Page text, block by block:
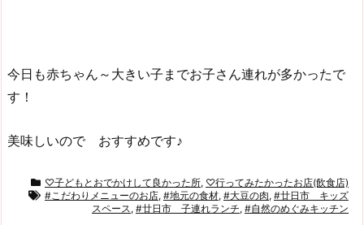
今日も赤ちゃん～大きい子までお子さん連れが多かったで
す！
美味しいので おすすめです♪
♡子どもとおでかけして良かった所, ♡行ってみたかったお店(飲食店)
#こだわりメニューのお店, #地元の食材, #大豆の肉, #廿日市 キッズ
スペース , #廿日市 子連れランチ, #自然のめぐみキッチン